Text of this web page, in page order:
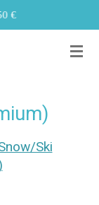
€
Ski